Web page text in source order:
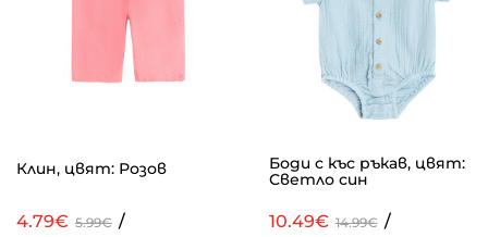
Клин, цвят: Розов
4.79€ 5.99€ /
Боди с къс ръкав, цвят:
Светло син
10.49€ 14.99€ /